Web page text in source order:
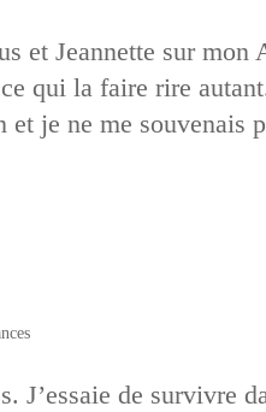
et Jeannette sur mon
qui la faire rire
je ne me souvenais
J’essaie de survivre